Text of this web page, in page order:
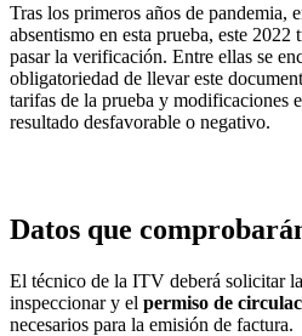
Tras los primeros años de pandemia,
absentismo en esta prueba, este 2022
pasar la verificación. Entre ellas se
obligatoriedad de llevar este
tarifas de la prueba y modificaciones
resultado desfavorable o negativo.
Datos que
El técnico de la ITV deberá solicitar la
inspeccionar y el permiso de
necesarios para la emisión de factura.